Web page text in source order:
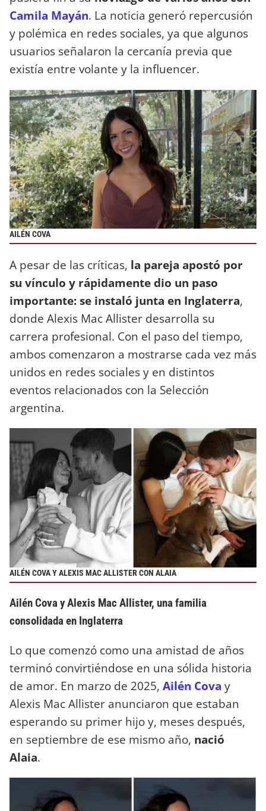
Camila Mayán. La noticia generó repercusión
y polémica en redes sociales, ya que algunos
usuarios señalaron la cercanía previa que
existía entre volante y la influencer.
AILÉN COVA
A pesar de las críticas, la pareja apostó por
su vínculo y rápidamente dio un paso
importante: se instaló junta en Inglaterra,
donde Alexis Mac Allister desarrolla su
carrera profesional. Con el paso del tiempo,
ambos comenzaron a mostrarse cada vez más
unidos en redes sociales y en distintos
eventos relacionados con la Selección
argentina.
AILÉN COVA Y ALEXIS MAC ALLISTER CON ALAIA
Ailén Cova y Alexis Mac Allister, una familia
consolidada en Inglaterra
Lo que comenzó como una amistad de años
terminó convirtiéndose en una sólida historia
de amor. En marzo de 2025, Ailén Cova y
Alexis Mac Allister anunciaron que estaban
esperando su primer hijo y, meses después,
en septiembre de ese mismo año, nació
Alaia.